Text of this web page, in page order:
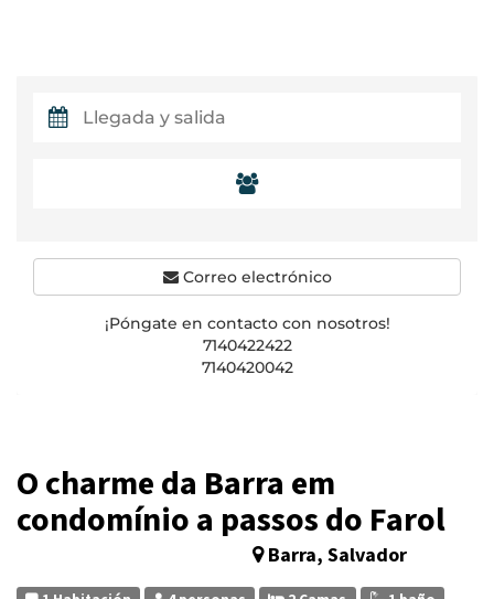
O charme da Barra em
condomínio a passos do Farol
Barra, Salvador
Correo electrónico
¡Póngate en contacto con nosotros!
7140422422
7140420042